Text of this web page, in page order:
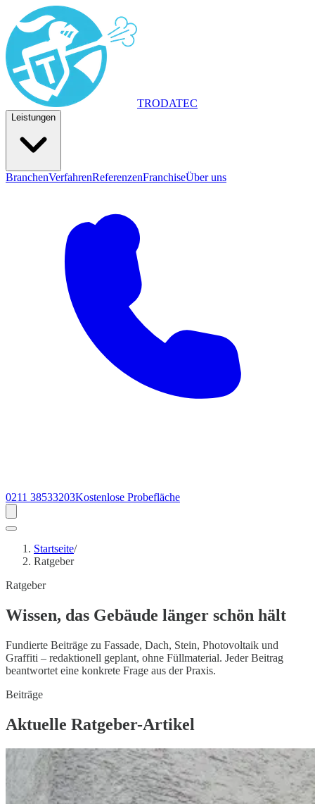
TRODATEC
Leistungen
BranchenVerfahrenReferenzenFranchiseÜber uns
0211 38533203Kostenlose Probefläche
Startseite/
Ratgeber
Ratgeber
Wissen, das Gebäude länger schön hält
Fundierte Beiträge zu Fassade, Dach, Stein, Photovoltaik und
Graffiti – redaktionell geplant, ohne Füllmaterial. Jeder Beitrag
beantwortet eine konkrete Frage aus der Praxis.
Beiträge
Aktuelle Ratgeber-Artikel